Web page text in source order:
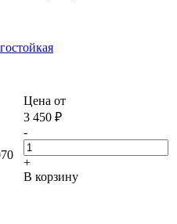
Цена от
3 450 ₽
-
+
В корзину